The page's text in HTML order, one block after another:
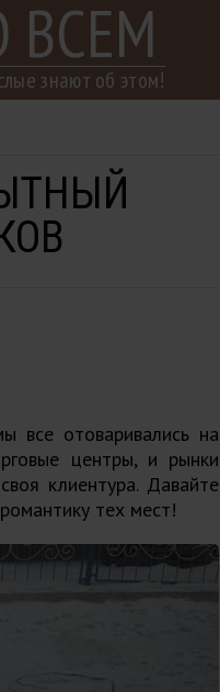
ВСЕМ
знают об этом!
все отоваривались на
центры, и рынки
клиентура. Давайте
тех мест!